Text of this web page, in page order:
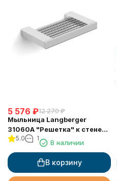
5 576 ₽12 270 ₽
Мыльница Langberger
31060A "Решетка" к стене
хромированная
5.0 1
В наличии
В корзину